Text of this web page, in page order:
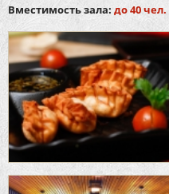
Вместимость зала: до 40 чел.